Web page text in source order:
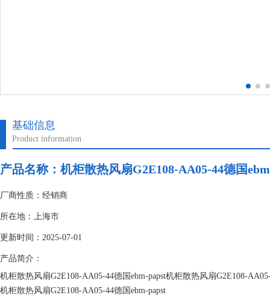
基础信息
Product information
产品名称：机柜散热风扇G2E108-AA05-44德国
厂商性质：经销商
所在地：上海市
更新时间：2025-07-01
产品简介：
机柜散热风扇G2E108-AA05-44德国ebm-papst机柜散热风扇G2E108-
机柜散热风扇G2E108-AA05-44德国ebm-papst